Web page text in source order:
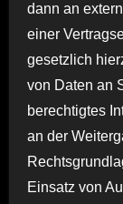
dann an
einer
gesetzlich
von Daten an
berechtigtes
an der
Einsatz von